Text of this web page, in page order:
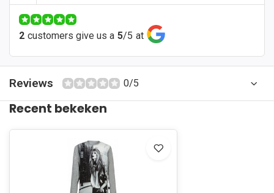
2 customers give us a 5/5 at
Reviews 0/5
Recent bekeken